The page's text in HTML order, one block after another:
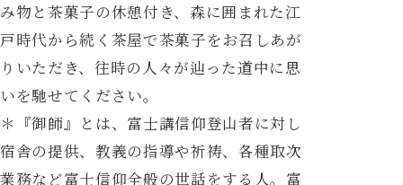
み物と茶菓子の休憩付き、森に囲まれた江
戸時代から続く茶屋で茶菓子をお召しあが
りいただき、往時の人々が辿った道中に思
いを馳せてください。
＊『御師』とは、富士講信仰登山者に対し
宿舎の提供、教義の指導や祈祷、各種取次
業務など富士信仰全般の世話をする人。富